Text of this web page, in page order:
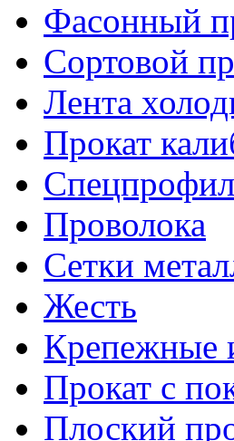
Фасонный
Сортовой
Лента
Прокат
Проволока
Сетки
Жесть
Крепежные
Прокат с
Плоский